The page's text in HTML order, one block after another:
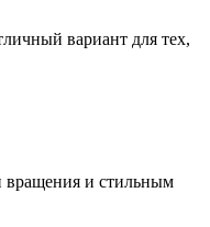
вариант для тех,
вращения и стильным